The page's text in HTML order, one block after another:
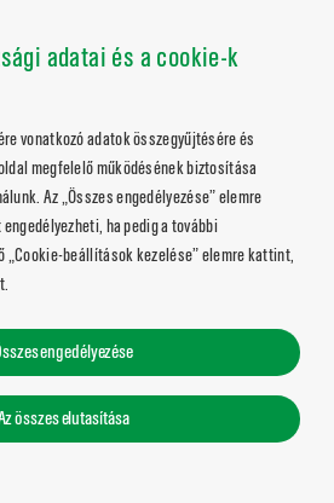
adatai és a cookie-k
vonatkozó adatok összegyűjtésére és
megfelelő működésének biztosítása
Az „Összes engedélyezése” elemre
ha pedig a további
beállítások kezelése” elemre kattint,
engedélyezése
összes elutasítása